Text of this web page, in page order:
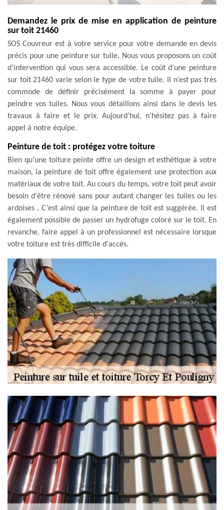
Demandez le prix de mise en application de peinture
sur toit 21460
SOS Couvreur est à votre service pour votre demande en devis
précis pour une peinture sur tuile. Nous vous proposons un coût
d’intervention qui vous sera accessible. Le coût d’une peinture
sur toit 21460 varie selon le type de votre tuile. Il n’est pas très
commode de définir précisément la somme à payer pour
peindre vos tuiles. Nous vous détaillons ainsi dans le devis les
travaux à faire et le prix. Aujourd’hui, n’hésitez pas à faire
appel à notre équipe.
Peinture de toit : protégez votre toiture
Bien qu’une toiture peinte offre un design et esthétique à votre
maison, la peinture de toit offre également une protection aux
matériaux de votre toit. Au cours du temps, votre toit peut avoir
besoin d'être rénové sans pour autant changer les tuiles ou les
ardoises . C’est ainsi que la peinture de toit est suggérée. Il est
également possible de passer un hydrofuge coloré sur le toit. En
revanche, faire appel à un professionnel est nécessaire lorsque
votre toiture est très difficile d'accès.